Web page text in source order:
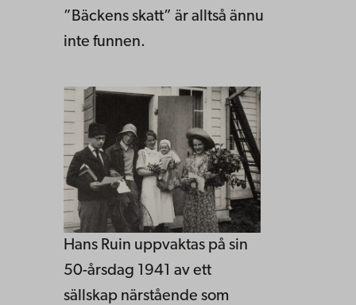
”Bäckens skatt” är alltså ännu
inte funnen.
Hans Ruin uppvaktas på sin
50-årsdag 1941 av ett
sällskap närstående som